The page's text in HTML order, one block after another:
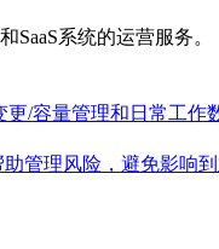
系统的运营服务。
/容量管理和日常工作
管理风险，避免影响到